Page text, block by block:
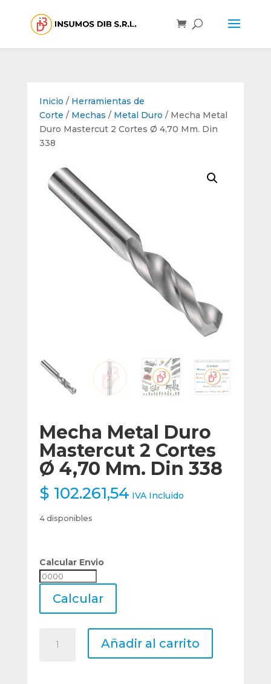
Inicio / Herramientas de
Corte / Mechas / Metal Duro / Mecha Metal
Duro Mastercut 2 Cortes Ø 4,70 Mm. Din
338
Mecha Metal Duro
Mastercut 2 Cortes
Ø 4,70 Mm. Din 338
$ 102.261,54 IVA Incluido
4 disponibles
Calcular Envio
Calcular
Calcular
Metal
Añadir al carrito